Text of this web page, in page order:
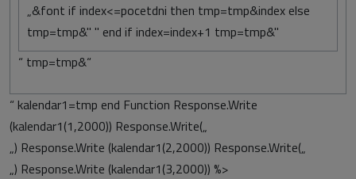
„&font if index<=pocetdni then tmp=tmp&index else
tmp=tmp&" " end if index=index+1 tmp=tmp&"
“ tmp=tmp&“
“ kalendar1=tmp end Function Response.Write
(kalendar1(1,2000)) Response.Write(„
„) Response.Write (kalendar1(2,2000)) Response.Write(„
„) Response.Write (kalendar1(3,2000)) %>